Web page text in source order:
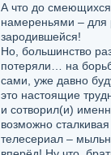
А что до смеющихся
намереньями – для
зародившейся!
Но, большинство
потеряли… на
сами, уже давно
это настоящие
и сотворил(и)
возможно
телесериал –